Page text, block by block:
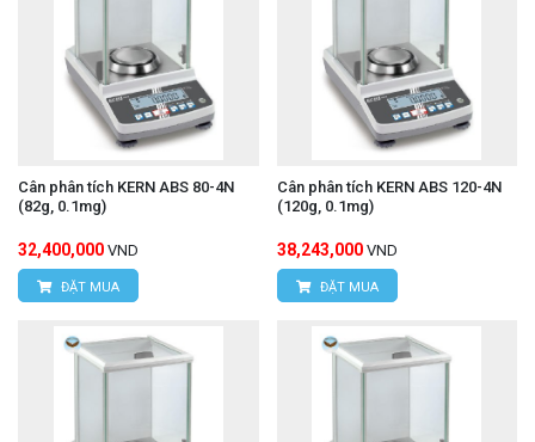
Cân phân tích KERN ABS 80-4N
(82g, 0.1mg)
32,400,000 VND
ĐẶT MUA
Cân phân tích KERN ABS 120-4N
(120g, 0.1mg)
38,243,000 VND
ĐẶT MUA